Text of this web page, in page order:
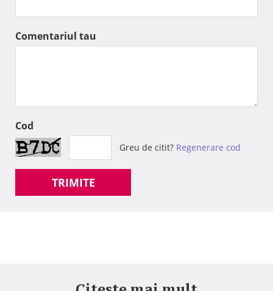
Comentariul tau
Cod
Greu de citit? Regenerare cod
TRIMITE